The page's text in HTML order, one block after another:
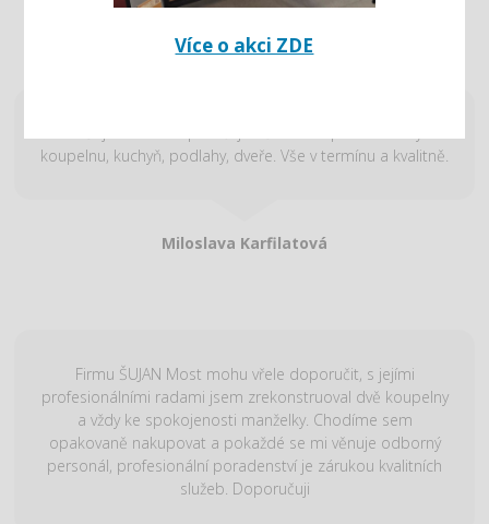
Richard Ledvina
koupelnu, kuchyň, podlahy, dveře. Vše v termínu a kvalitně.
Miloslava Karfilatová
Firmu ŠUJAN Most mohu vřele doporučit, s jejími
profesionálními radami jsem zrekonstruoval dvě koupelny
a vždy ke spokojenosti manželky. Chodíme sem
opakovaně nakupovat a pokaždé se mi věnuje odborný
personál, profesionální poradenství je zárukou kvalitních
služeb. Doporučuji
Více o akci ZDE